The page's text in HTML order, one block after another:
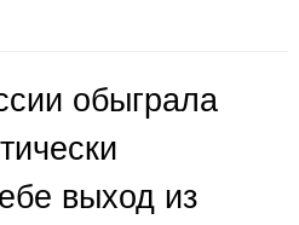
обыграла
выход из